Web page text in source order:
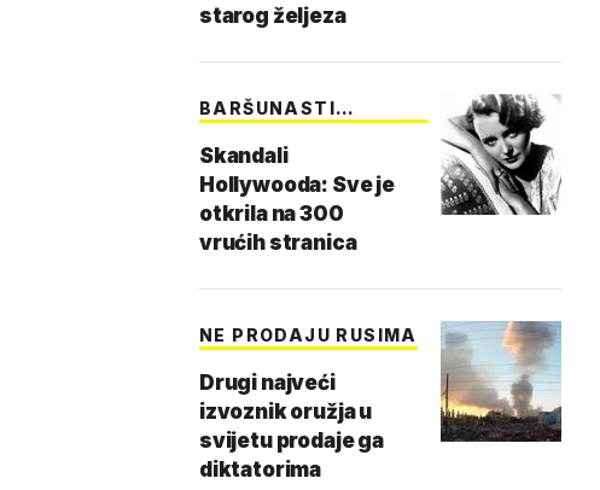
starog željeza
BARŠUNASTI
Skandali
Hollywooda: Sve je
otkrila na 300
vrućih stranica
NE PRODAJU RUSIMA
Drugi najveći
izvoznik oružja u
svijetu prodaje ga
diktatorima